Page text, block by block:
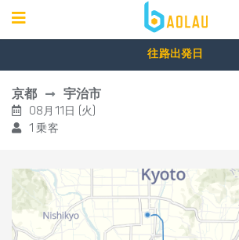
往路出発日
京都 宇治市
08月11日 (火)
1 乗客